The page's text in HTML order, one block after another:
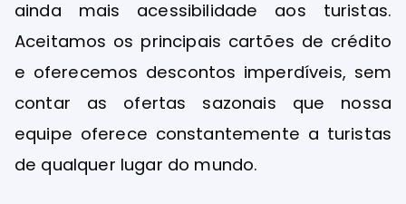
ainda mais acessibilidade aos turistas.
Aceitamos os principais cartões de crédito
e oferecemos descontos imperdíveis, sem
contar as ofertas sazonais que nossa
equipe oferece constantemente a turistas
de qualquer lugar do mundo.